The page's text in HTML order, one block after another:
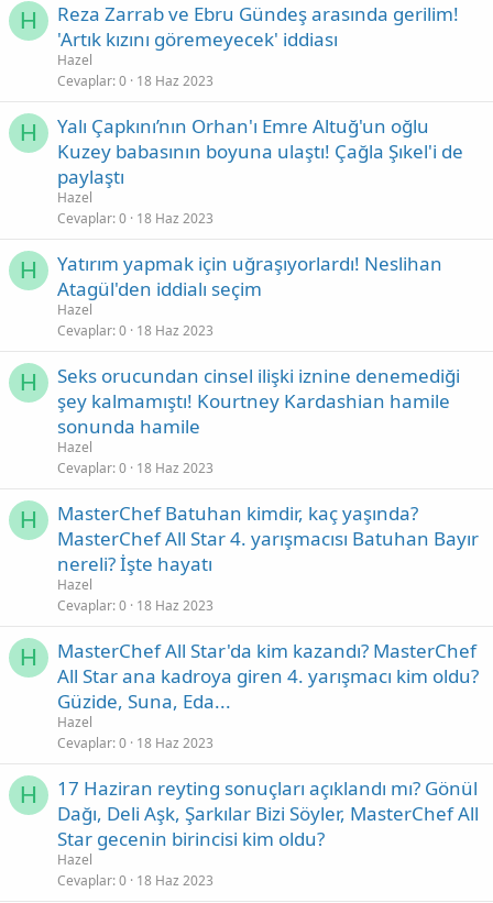
H
Reza Zarrab ve Ebru Gündeş arasında gerilim!
'Artık kızını göremeyecek' iddiası
Hazel
Cevaplar 0 18 Haz 2023
H
Yalı Çapkını’nın Orhan'ı Emre Altuğ'un oğlu
Kuzey babasının boyuna ulaştı! Çağla Şıkel'i de
paylaştı
Hazel
Cevaplar 0 18 Haz 2023
H
Yatırım yapmak için uğraşıyorlardı! Neslihan
Atagül'den iddialı seçim
Hazel
Cevaplar 0 18 Haz 2023
H
Seks orucundan cinsel ilişki iznine denemediği
şey kalmamıştı! Kourtney Kardashian hamile
sonunda hamile
Hazel
Cevaplar 0 18 Haz 2023
H
MasterChef Batuhan kimdir, kaç yaşında?
MasterChef All Star 4. yarışmacısı Batuhan Bayır
nereli? İşte hayatı
Hazel
Cevaplar 0 18 Haz 2023
H
MasterChef All Star'da kim kazandı? MasterChef
All Star ana kadroya giren 4. yarışmacı kim oldu?
Güzide, Suna, Eda...
Hazel
Cevaplar 0 18 Haz 2023
H
17 Haziran reyting sonuçları açıklandı mı? Gönül
Dağı, Deli Aşk, Şarkılar Bizi Söyler, MasterChef All
Star gecenin birincisi kim oldu?
Hazel
Cevaplar 0 18 Haz 2023